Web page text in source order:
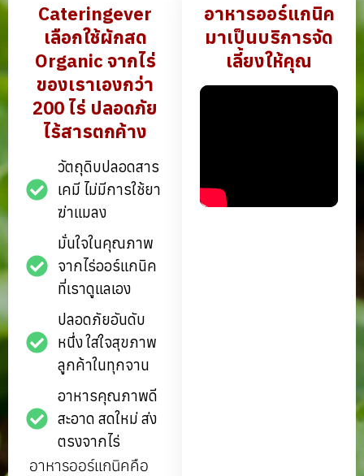
Cateringever
เลือกใช้ผักสด
Organic จากไร่
ของเราเองกว่า
200 ไร่ ปลอดภัย
ไร้สารตกค้าง
วัตถุดิบปลอดสาร
เคมี ไม่มีการใช้ยา
ฆ่าแมลง
มั่นใจในคุณภาพ
จากไร่ออร์แกนิค
ที่เราดูแลเอง
ปลอดภัยอันดับ
หนึ่ง ใส่ใจสุขภาพ
ลูกค้าในทุกจาน
อาหารคุณภาพดี
สะอาด สดใหม่ ส่ง
ตรงจากไร่
อาหารออร์แกนิคคือ
อาหารออร์แกนิค
มาเป็นบริการจัด
เลี้ยงให้คุณ